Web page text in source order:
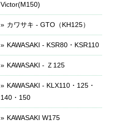
Victor(M150)
カワサキ - GTO（KH125）
KAWASAKI - KSR80・KSR110
KAWASAKI - Ｚ125
KAWASAKI - KLX110・125・
140・150
KAWASAKI W175